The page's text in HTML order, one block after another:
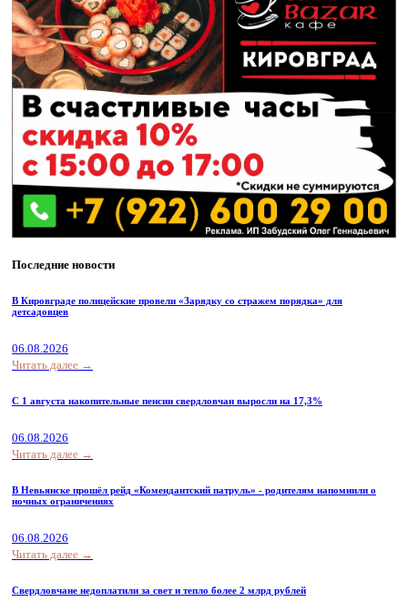
Последние новости
В Кировграде полицейские провели «Зарядку со стражем порядка» для
детсадовцев
06.08.2026
Читать далее →
С 1 августа накопительные пенсии свердловчан выросли на 17,3%
06.08.2026
Читать далее →
В Невьянске прошёл рейд «Комендантский патруль» - родителям напомнили о
ночных ограничениях
06.08.2026
Читать далее →
Свердловчане недоплатили за свет и тепло более 2 млрд рублей